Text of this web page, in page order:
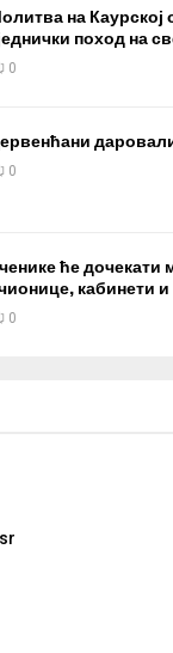
на Каурској
поход на
0
0
ће дочекати
кабинети
0